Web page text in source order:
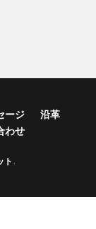
ージ
沿革
わせ
ト .